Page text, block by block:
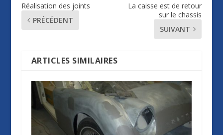
Réalisation des joints
PRÉCÉDENT
La caisse est de retour
sur le chassis
SUIVANT
ARTICLES SIMILAIRES